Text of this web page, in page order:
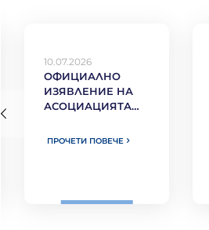
10.07.2026
ОФИЦИАЛНО
ИЗЯВЛЕНИЕ НА
АСОЦИАЦИЯТА
ИНДУСТРИЯ В
ПРОЧЕТИ ПОВЕЧЕ